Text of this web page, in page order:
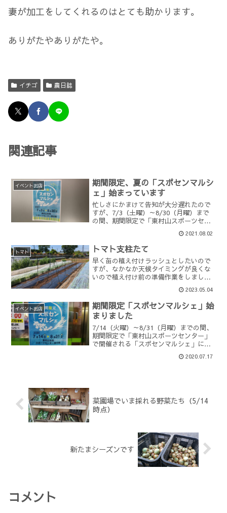
妻が加工をしてくれるのはとても助かります。
ありがたやありがたや。
イチゴ 農日誌
関連記事
イベント出店
期間限定、夏の「スポセンマルシ
ェ」始まっています
忙しさにかまけて告知が大分遅れたので
すが、7/3（土曜）～8/30（月曜）まで
の間、期間限定で「東村山スポーツセン
ター」で開催される「スポセンマルシ
ェ」に野菜を出荷しています。上記の期
間中、東村山の複数の農家から出荷され
る採れたての新鮮野菜...
2021.08.02
トマト トマト支柱たて
早く苗の植え付けラッシュとしたいので
すが、なかなか天候タイミングが良くな
いので植え付け前の準備作業をしまし
た。今日はトマトの支柱たて。黒マルチ
を簡易的に敷き、合掌してもたれかかれ
るように骨格の支柱を立てました。これ
で苗の生育のころ合いがよけ...
2023.05.04
イベント出店
期間限定「スポセンマルシェ」始
まりました
7/14（火曜）～8/31（月曜）までの間、
期間限定で「東村山スポーツセンター」
で開催される「スポセンマルシェ」に野
菜を出荷します。上記の期間中、下記の
場所で東村山の複数の農家から出荷され
2020.07.17
菜園場でいま採れる野菜たち（5/14
時点）
新たまシーズンです
コメント